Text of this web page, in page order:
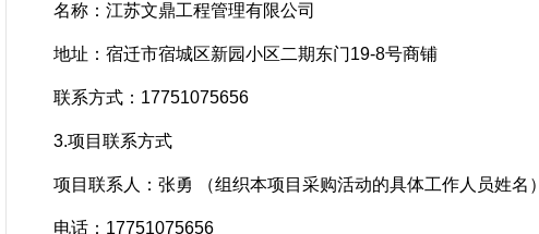
名称：江苏文鼎工程管理有限公司
地址：宿迁市宿城区新园小区二期东门19-8号商铺
联系方式： 17751075656
3.项目联系方式
项目联系人：张勇 （组织本项目采购活动的具体工作人员姓名）
电话： 17751075656